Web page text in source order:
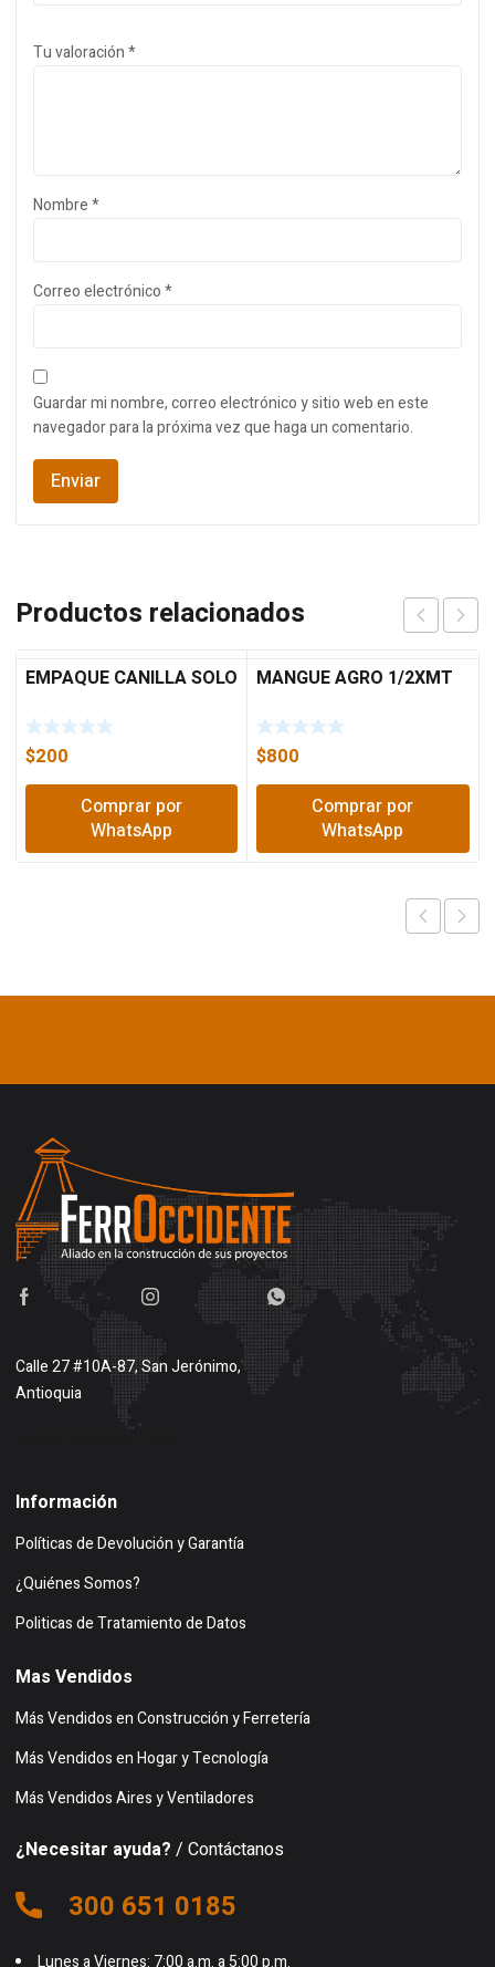
Tu valoración*
Nombre*
Correo electrónico*
Guardar mi nombre, correo electrónico y sitio web en este
navegador para la próxima vez que haga un comentario.
Productos relacionados
EMPAQUE CANILLA SOLO
$200
Comprar por
WhatsApp
MANGUE AGRO 1/2XMT
$800
Comprar por
WhatsApp
Calle 27 #10A-87, San Jerónimo,
Antioquia
Información
Políticas de Devolución y Garantía
¿Quiénes Somos?
Politicas de Tratamiento de Datos
Mas Vendidos
Más Vendidos en Construcción y Ferretería
Más Vendidos en Hogar y Tecnología
Más Vendidos Aires y Ventiladores
¿Necesitar ayuda? / Contáctanos
300 651 0185
Lunes a Viernes: 7:00 a.m. a 5:00 p.m.